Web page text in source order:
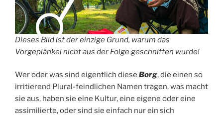
Dieses Bild ist der einzige Grund, warum das
Vorgeplänkel nicht aus der Folge geschnitten wurde!
Wer oder was sind eigentlich diese Borg, die einen so
irritierend Plural-feindlichen Namen tragen, was macht
sie aus, haben sie eine Kultur, eine eigene oder eine
assimilierte, oder sind sie einfach nur ein sich